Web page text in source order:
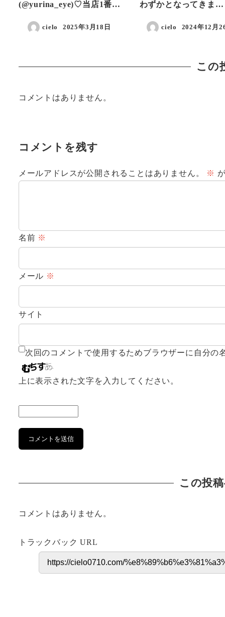
(@yurina_eye)♡当店1番…
cielo
投稿日
2025年3月18日
わずかとなってきま…
cielo
投稿日
2024年12月
この
コメントはありません。
コメントを残す
メールアドレスが公開されることはありません。 ※
名前 ※
メール ※
サイト
次回のコメントで使用するためブラウザーに自分の
上に表示された文字を入力してください。
この投
コメントはありません。
トラックバック URL